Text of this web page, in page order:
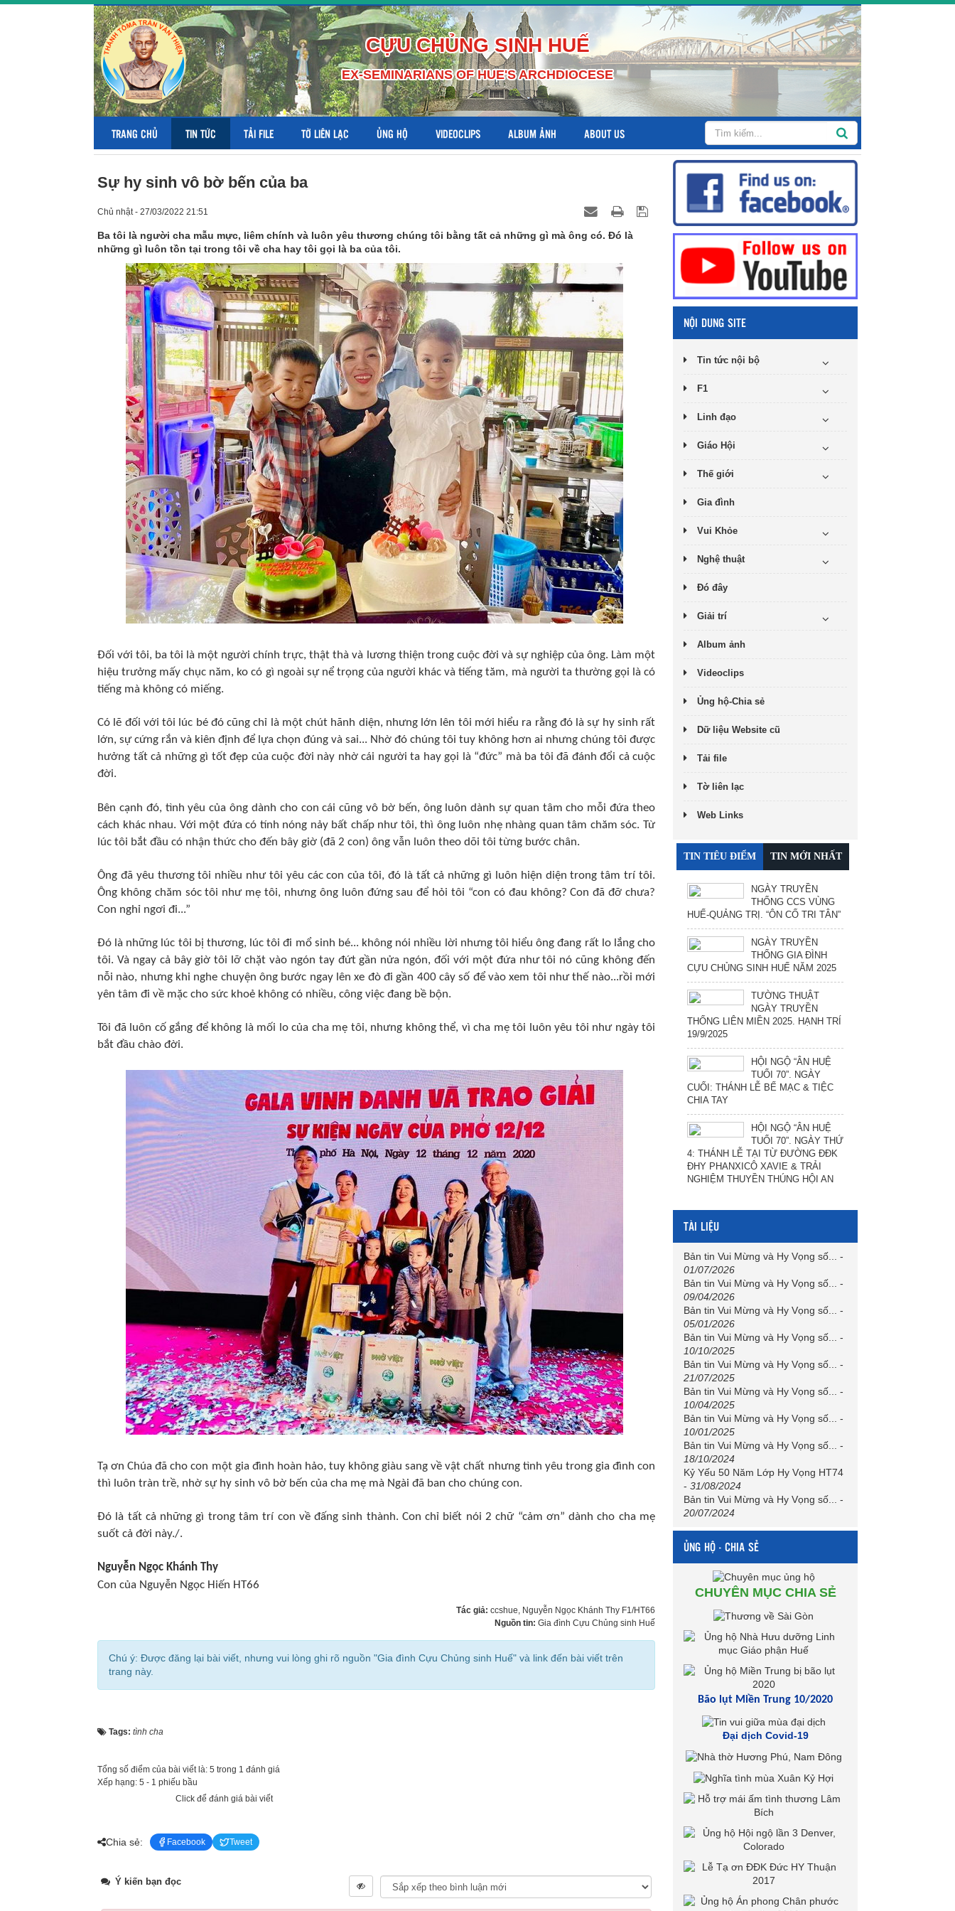
CỰU CHỦNG SINH HUẾ
EX-SEMINARIANS OF HUE'S ARCHDIOCESE
TRANG CHỦ TIN TỨC TẢI FILE TỜ LIÊN LẠC ỦNG HỘ VIDEOCLIPS ALBUM ẢNH ABOUT US
Sự hy sinh vô bờ bến của ba
Chủ nhật - 27/03/2022 21:51
Ba tôi là người cha mẫu mực, liêm chính và luôn yêu thương chúng tôi bằng tất cả những gì mà ông có. Đó là
những gì luôn tồn tại trong tôi về cha hay tôi gọi là ba của tôi.
Đối với tôi, ba tôi là một người chính trực, thật thà và lương thiện trong cuộc đời và sự nghiệp của ông. Làm một
hiệu trưởng mấy chục năm, ko có gì ngoài sự nể trọng của người khác và tiếng tăm, mà người ta thường gọi là có
tiếng mà không có miếng.
Có lẽ đối với tôi lúc bé đó cũng chỉ là một chút hãnh diện, nhưng lớn lên tôi mới hiểu ra rằng đó là sự hy sinh rất
lớn, sự cứng rắn và kiên định để lựa chọn đúng và sai... Nhờ đó chúng tôi tuy không hơn ai nhưng chúng tôi được
hưởng tất cả những gì tốt đẹp của cuộc đời này nhờ cái người ta hay gọi là “đức” mà ba tôi đã đánh đổi cả cuộc
đời.
Bên cạnh đó, tình yêu của ông dành cho con cái cũng vô bờ bến, ông luôn dành sự quan tâm cho mỗi đứa theo
cách khác nhau. Với một đứa có tính nóng nảy bất chấp như tôi, thì ông luôn nhẹ nhàng quan tâm chăm sóc. Từ
lúc tôi bắt đầu có nhận thức cho đến bây giờ (đã 2 con) ông vẫn luôn theo dõi tôi từng bước chân.
Ông đã yêu thương tôi nhiều như tôi yêu các con của tôi, đó là tất cả những gì luôn hiện diện trong tâm trí tôi.
Ông không chăm sóc tôi như mẹ tôi, nhưng ông luôn đứng sau để hỏi tôi “con có đau không? Con đã đỡ chưa?
Con nghỉ ngơi đi...”
Đó là những lúc tôi bị thương, lúc tôi đi mổ sinh bé... không nói nhiều lời nhưng tôi hiểu ông đang rất lo lắng cho
tôi. Và ngay cả bây giờ tôi lỡ chặt vào ngón tay đứt gần nửa ngón, đối với một đứa như tôi nó cũng không đến
nỗi nào, nhưng khi nghe chuyện ông bước ngay lên xe đò đi gần 400 cây số để vào xem tôi như thế nào...rồi mới
yên tâm đi về mặc cho sức khoẻ không có nhiều, công việc đang bề bộn.
Tôi đã luôn cố gắng để không là mối lo của cha mẹ tôi, nhưng không thể, vì cha mẹ tôi luôn yêu tôi như ngày tôi
bắt đầu chào đời.
Tạ ơn Chúa đã cho con một gia đình hoàn hảo, tuy không giàu sang về vật chất nhưng tình yêu trong gia đình con
thì luôn tràn trề, nhờ sự hy sinh vô bờ bến của cha mẹ mà Ngài đã ban cho chúng con.
Đó là tất cả những gì trong tâm trí con về đấng sinh thành. Con chỉ biết nói 2 chữ “cảm ơn” dành cho cha mẹ
suốt cả đời này./.
Nguyễn Ngọc Khánh Thy
Con của Nguyễn Ngọc Hiến HT66
Tác giả: ccshue, Nguyễn Ngọc Khánh Thy F1/HT66
Nguồn tin: Gia đình Cựu Chủng sinh Huế
Chú ý: Được đăng lại bài viết, nhưng vui lòng ghi rõ nguồn "Gia đình Cựu Chủng sinh Huế" và link đến bài viết trên
trang này.
Tags: tình cha
Tổng số điểm của bài viết là: 5 trong 1 đánh giá
Xếp hạng: 5 - 1 phiếu bầu
Click để đánh giá bài viết
Chia sẻ: Facebook Tweet
Ý kiến bạn đọc
NỘI DUNG SITE
Tin tức nội bộ
F1
Linh đạo
Giáo Hội
Thế giới
Gia đình
Vui Khỏe
Nghệ thuật
Đó đây
Giải trí
Album ảnh
Videoclips
Ủng hộ-Chia sẻ
Dữ liệu Website cũ
Tải file
Tờ liên lạc
Web Links
TIN TIÊU ĐIỂM TIN MỚI NHẤT
NGÀY TRUYỀN
THỐNG CCS VÙNG
HUẾ-QUẢNG TRỊ. “ÔN CỐ TRI TÂN”
NGÀY TRUYỀN
THỐNG GIA ĐÌNH
CỰU CHỦNG SINH HUẾ NĂM 2025
TƯỜNG THUẬT
NGÀY TRUYỀN
THỐNG LIÊN MIỀN 2025. HẠNH TRÍ
19/9/2025
HỘI NGỘ “ÂN HUỆ
TUỔI 70”. NGÀY
CUỐI: THÁNH LỄ BẾ MẠC & TIỆC
CHIA TAY
HỘI NGỘ “ÂN HUỆ
TUỔI 70”. NGÀY THỨ
4: THÁNH LỄ TẠI TỪ ĐƯỜNG ĐĐK
ĐHY PHANXICÔ XAVIE & TRẢI
NGHIỆM THUYỀN THÚNG HỘI AN
TÀI LIỆU
Bản tin Vui Mừng và Hy Vọng số...
-
01/07/2026
Bản tin Vui Mừng và Hy Vọng số...
-
09/04/2026
Bản tin Vui Mừng và Hy Vọng số...
-
05/01/2026
Bản tin Vui Mừng và Hy Vọng số...
-
10/10/2025
Bản tin Vui Mừng và Hy Vọng số...
-
21/07/2025
Bản tin Vui Mừng và Hy Vọng số...
-
10/04/2025
Bản tin Vui Mừng và Hy Vọng số...
-
10/01/2025
Bản tin Vui Mừng và Hy Vọng số...
-
18/10/2024
Kỷ Yếu 50 Năm Lớp Hy Vọng HT74
- 31/08/2024
Bản tin Vui Mừng và Hy Vọng số...
-
20/07/2024
ỦNG HỘ - CHIA SẺ
CHUYÊN MỤC CHIA SẺ
Bão lụt Miền Trung 10/2020
Đại dịch Covid-19